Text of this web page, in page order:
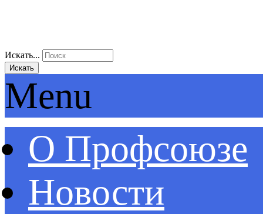
Искать...
Искать
Menu
О Профсоюзе
Новости